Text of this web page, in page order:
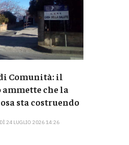
Comunità: il
che la
sta costruendo
24 LUGLIO 2026 14:26